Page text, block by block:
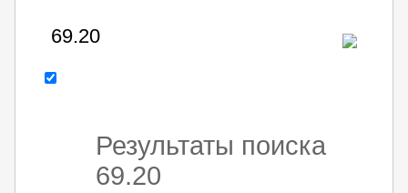
Результаты поиска
69.20